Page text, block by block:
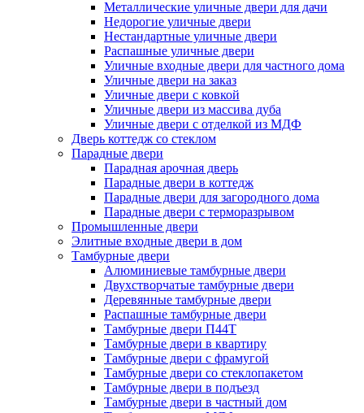
Металлические уличные двери для дачи
Недорогие уличные двери
Нестандартные уличные двери
Распашные уличные двери
Уличные входные двери для частного дома
Уличные двери на заказ
Уличные двери с ковкой
Уличные двери из массива дуба
Уличные двери с отделкой из МДФ
Дверь коттедж со стеклом
Парадные двери
Парадная арочная дверь
Парадные двери в коттедж
Парадные двери для загородного дома
Парадные двери с терморазрывом
Промышленные двери
Элитные входные двери в дом
Тамбурные двери
Алюминиевые тамбурные двери
Двухстворчатые тамбурные двери
Деревянные тамбурные двери
Распашные тамбурные двери
Тамбурные двери П44Т
Тамбурные двери в квартиру
Тамбурные двери с фрамугой
Тамбурные двери со стеклопакетом
Тамбурные двери в подъезд
Тамбурные двери в частный дом